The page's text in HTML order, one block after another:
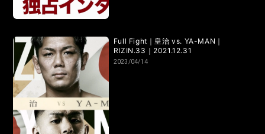
Full Fight｜皇治 vs. YA-MAN｜
RIZIN.33｜2021.12.31
2023/04/14